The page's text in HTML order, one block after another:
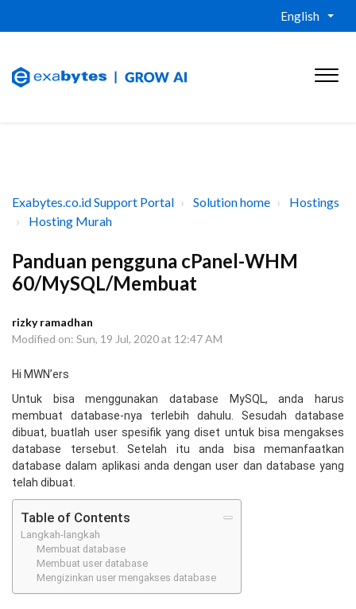
English
Exabytes.co.id Support Portal Solution home
Hostings
Hosting Murah
Panduan pengguna cPanel-WHM
60/MySQL/Membuat
rizky ramadhan
Modified on: Sun, 19 Jul, 2020 at 12:47 AM
Hi MWN’ers
Untuk bisa menggunakan database MySQL, anda harus
membuat database-nya terlebih dahulu. Sesudah database
dibuat, buatlah user spesifik yang diset untuk bisa mengakses
database tersebut. Setelah itu anda bisa memanfaatkan
database dalam aplikasi anda dengan user dan database yang
telah dibuat.
Table of Contents
Langkah-langkah
Membuat database
Membuat user database
Mengizinkan user mengakses database